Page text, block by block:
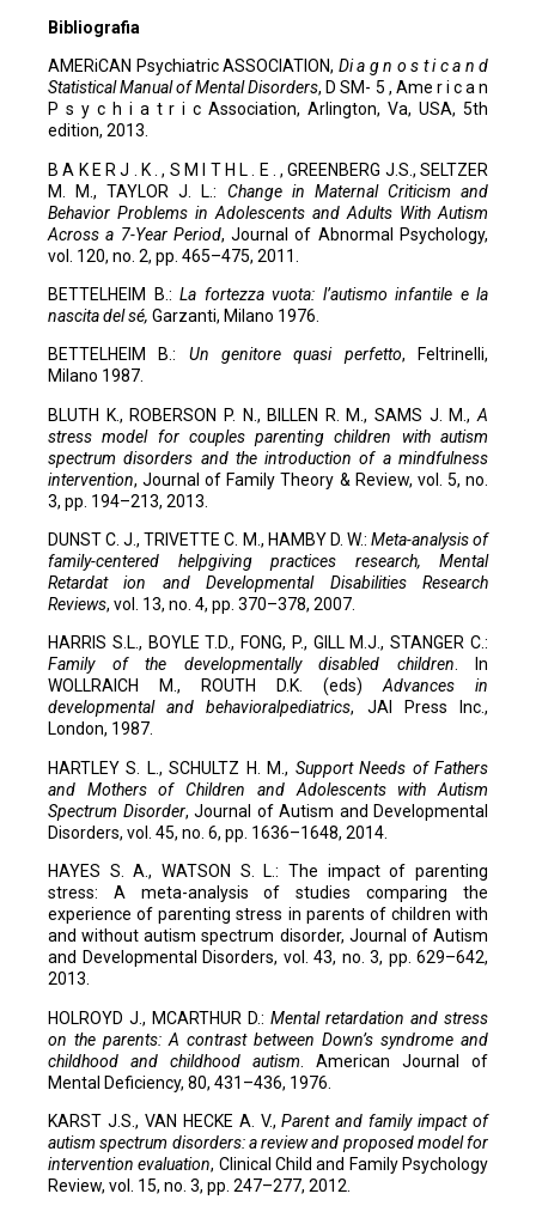
Bibliografia
AMERiCAN Psychiatric ASSOCIATION, Di a g n o s t i c a n d
Statistical Manual of Mental Disorders, D SM- 5 , Ame r i c a n
P s y c h i a t r i c Association, Arlington, Va, USA, 5th
edition, 2013.
B A K E R J . K . , S M I T H L . E . , GREENBERG J.S., SELTZER
M. M., TAYLOR J. L.: Change in Maternal Criticism and
Behavior Problems in Adolescents and Adults With Autism
Across a 7-Year Period, Journal of Abnormal Psychology,
vol. 120, no. 2, pp. 465–475, 2011.
BETTELHEIM B.: La fortezza vuota: l’autismo infantile e la
nascita del sé, Garzanti, Milano 1976.
BETTELHEIM B.: Un genitore quasi perfetto, Feltrinelli,
Milano 1987.
BLUTH K., ROBERSON P. N., BILLEN R. M., SAMS J. M., A
stress model for couples parenting children with autism
spectrum disorders and the introduction of a mindfulness
intervention, Journal of Family Theory & Review, vol. 5, no.
3, pp. 194–213, 2013.
DUNST C. J., TRIVETTE C. M., HAMBY D. W.: Meta-analysis of
family-centered helpgiving practices research, Mental
Retardat ion and Developmental Disabilities Research
Reviews, vol. 13, no. 4, pp. 370–378, 2007.
HARRIS S.L., BOYLE T.D., FONG, P., GILL M.J., STANGER C.:
Family of the developmentally disabled children. In
WOLLRAICH M., ROUTH D.K. (eds)Advances in
developmental and behavioralpediatrics, JAI Press Inc.,
London, 1987.
HARTLEY S. L., SCHULTZ H. M., Support Needs of Fathers
and Mothers of Children and Adolescents with Autism
Spectrum Disorder, Journal of Autism and Developmental
Disorders, vol. 45, no. 6, pp. 1636–1648, 2014.
HAYES S. A., WATSON S. L.: The impact of parenting
stress: A meta-analysis of studies comparing the
experience of parenting stress in parents of children with
and without autism spectrum disorder, Journal of Autism
and Developmental Disorders, vol. 43, no. 3, pp. 629–642,
2013.
HOLROYD J., MCARTHUR D.: Mental retardation and stress
on the parents: A contrast between Down’s syndrome and
childhood and childhood autism . American Journal of
Mental Deficiency, 80, 431–436, 1976.
KARST J.S., VAN HECKE A. V.,Parent and family impact of
autism spectrum disorders: a review and proposed model for
intervention evaluation, Clinical Child and Family Psychology
Review, vol. 15, no. 3, pp. 247–277, 2012.